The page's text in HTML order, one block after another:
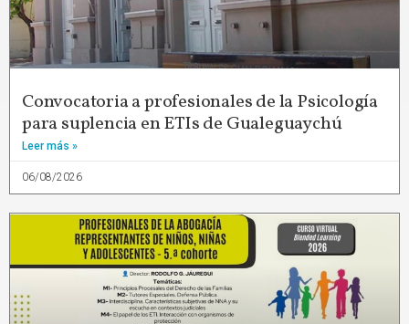
Convocatoria a profesionales de la Psicología
para suplencia en ETIs de Gualeguaychú
Leer más »
06/08/2026